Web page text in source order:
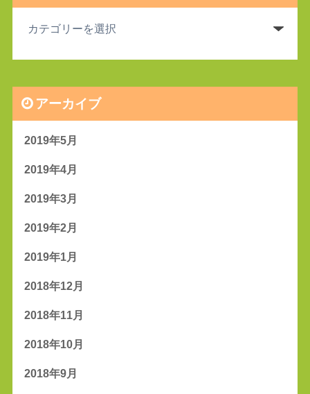
アーカイブ
2019年5月
2019年4月
2019年3月
2019年2月
2019年1月
2018年12月
2018年11月
2018年10月
2018年9月